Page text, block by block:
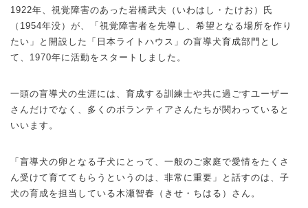
1922年、視覚障害のあった岩橋武夫（いわはし・たけお）氏
（1954年没）が、「視覚障害者を先導し、希望となる場所を作り
たい」と開設した「日本ライトハウス」の盲導犬育成部門とし
て、1970年に活動をスタートしました。
一頭の盲導犬の生涯には、育成する訓練士や共に過ごすユーザー
さんだけでなく、多くのボランティアさんたちが関わっていると
いいます。
「盲導犬の卵となる子犬にとって、一般のご家庭で愛情をたくさ
ん受けて育ててもらうというのは、非常に重要」と話すのは、子
犬の育成を担当している木瀬智春（きせ・ちはる）さん。